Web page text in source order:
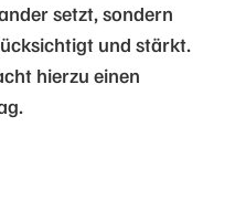
setzt, sondern
und stärkt.
hierzu einen